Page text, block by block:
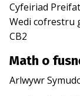
Cyfeiriad Preifat
Wedi cofrestru
CB2
Math o
Arlwywr